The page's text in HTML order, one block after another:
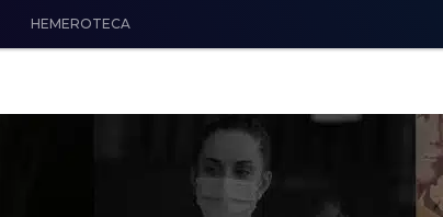
HEMEROTECA